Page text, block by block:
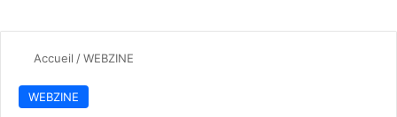
Accueil /WEBZINE
WEBZINE